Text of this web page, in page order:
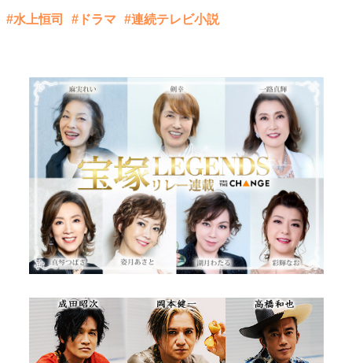
#水上恒司 #ドラマ #連続テレビ小説